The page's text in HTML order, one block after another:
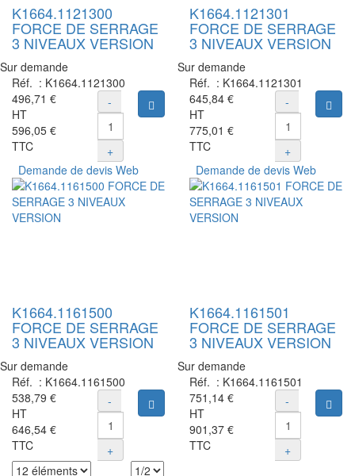
K1664.1121300
FORCE DE SERRAGE
3 NIVEAUX VERSION
Sur demande
Réf. : K1664.1121300
496,71 €
HT
596,05 €
TTC
-
+
Ajouter au panier
K1664.1121301
FORCE DE SERRAGE
3 NIVEAUX VERSION
Sur demande
Réf. : K1664.1121301
645,84 €
HT
775,01 €
TTC
-
+
Demande de devis Web
K1664.1161500
FORCE DE SERRAGE
3 NIVEAUX VERSION
Sur demande
Réf. : K1664.1161500
538,79 €
HT
646,54 €
TTC
-
+
Ajouter au panier
Demande de devis Web
K1664.1161501
FORCE DE SERRAGE
3 NIVEAUX VERSION
Sur demande
Réf. : K1664.1161501
751,14 €
HT
901,37 €
TTC
-
+